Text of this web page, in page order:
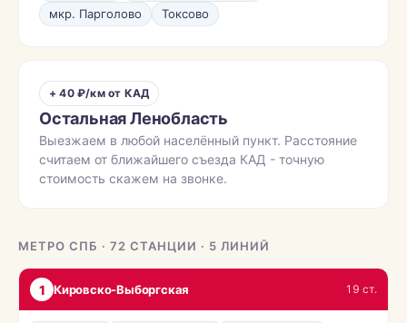
мкр. Парголово
Токсово
+ 40 ₽/км от КАД
Остальная Ленобласть
Выезжаем в любой населённый пункт. Расстояние
считаем от ближайшего съезда КАД - точную
стоимость скажем на звонке.
МЕТРО СПБ · 72 СТАНЦИИ · 5 ЛИНИЙ
1 Кировско-Выборгская 19 ст.